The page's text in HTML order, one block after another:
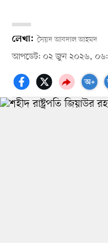
লেখা: সৈয়দ আবদাল আহমদ
আপডেট: ০২ জুন ২০২৬,